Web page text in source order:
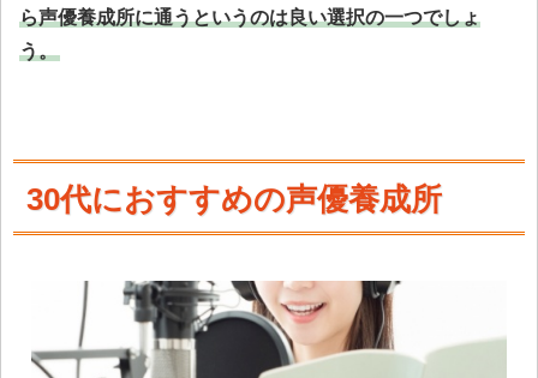
ら声優養成所に通うというのは良い選択の一つでしょ
う。
30代におすすめの声優養成所